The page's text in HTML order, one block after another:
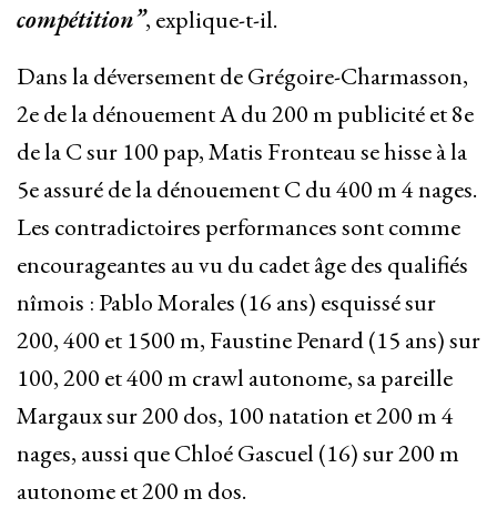
compétition”, explique-t-il.
Dans la déversement de Grégoire-Charmasson,
2e de la dénouement A du 200 m publicité et 8e
de la C sur 100 pap, Matis Fronteau se hisse à la
5e assuré de la dénouement C du 400 m 4 nages.
Les contradictoires performances sont comme
encourageantes au vu du cadet âge des qualifiés
nîmois : Pablo Morales (16 ans) esquissé sur
200, 400 et 1500 m, Faustine Penard (15 ans) sur
100, 200 et 400 m crawl autonome, sa pareille
Margaux sur 200 dos, 100 natation et 200 m 4
nages, aussi que Chloé Gascuel (16) sur 200 m
autonome et 200 m dos.